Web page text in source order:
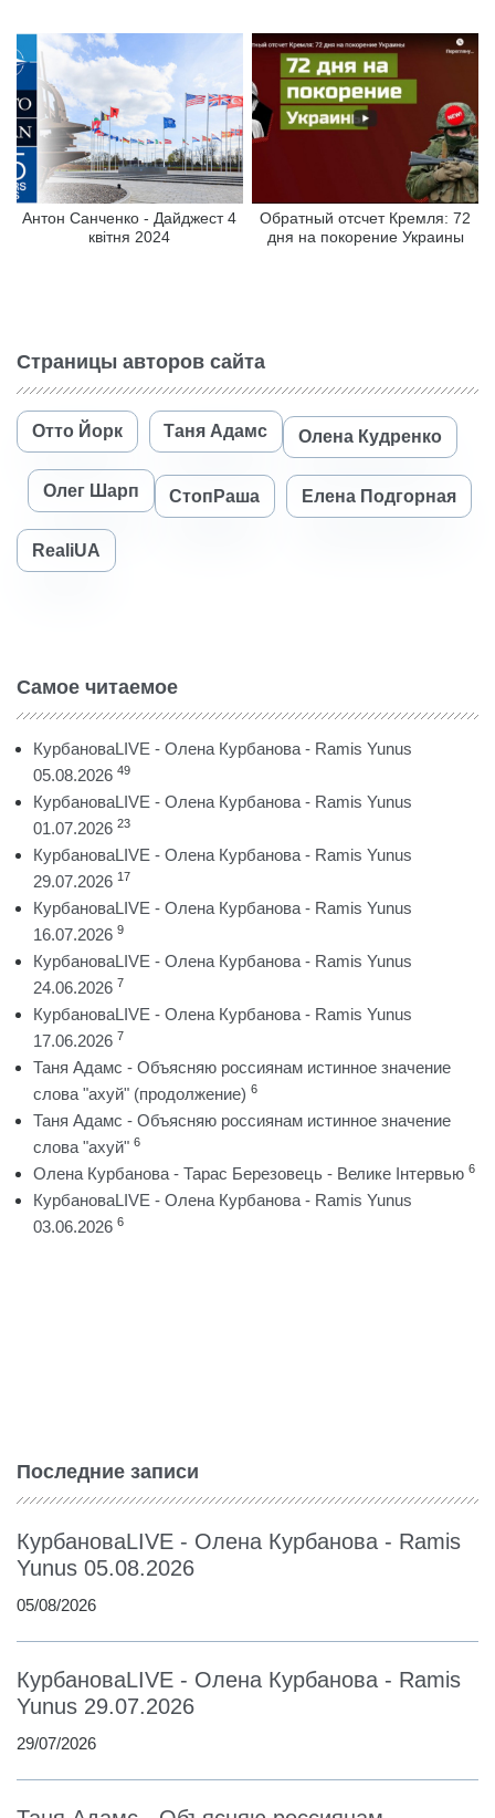
Антон Санченко - Дайджест 4
квітня 2024
Обратный отсчет Кремля: 72
дня на покорение Украины
Страницы авторов сайта
Отто Йорк Таня Адамс Олена Кудренко
Олег Шарп СтопРаша Елена Подгорная
RealiUA
Самое читаемое
КурбановаLIVE - Олена Курбанова - Ramis Yunus
05.08.2026 49
КурбановаLIVE - Олена Курбанова - Ramis Yunus
01.07.2026 23
КурбановаLIVE - Олена Курбанова - Ramis Yunus
29.07.2026 17
КурбановаLIVE - Олена Курбанова - Ramis Yunus
16.07.2026 9
КурбановаLIVE - Олена Курбанова - Ramis Yunus
24.06.2026 7
КурбановаLIVE - Олена Курбанова - Ramis Yunus
17.06.2026 7
Таня Адамс - Объясняю россиянам истинное значение
слова "ахуй" (продолжение) 6
Таня Адамс - Объясняю россиянам истинное значение
слова "ахуй" 6
Олена Курбанова - Тарас Березовець - Велике Інтервью 6
КурбановаLIVE - Олена Курбанова - Ramis Yunus
03.06.2026 6
Последние записи
КурбановаLIVE - Олена Курбанова - Ramis
Yunus 05.08.2026
05/08/2026
КурбановаLIVE - Олена Курбанова - Ramis
Yunus 29.07.2026
29/07/2026